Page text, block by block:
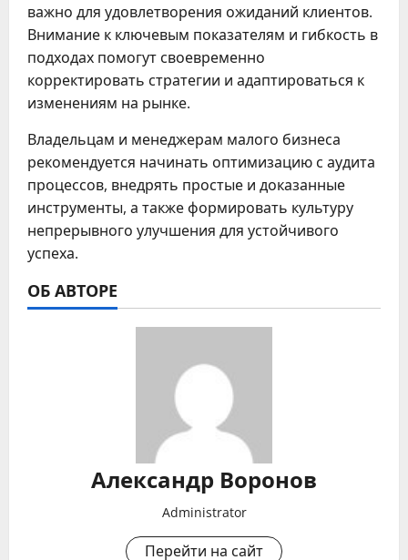
важно для удовлетворения ожиданий клиентов.
Внимание к ключевым показателям и гибкость в
подходах помогут своевременно
корректировать стратегии и адаптироваться к
изменениям на рынке.
Владельцам и менеджерам малого бизнеса
рекомендуется начинать оптимизацию с аудита
процессов, внедрять простые и доказанные
инструменты, а также формировать культуру
непрерывного улучшения для устойчивого
успеха.
ОБ АВТОРЕ
Александр Воронов
Administrator
Перейти на сайт